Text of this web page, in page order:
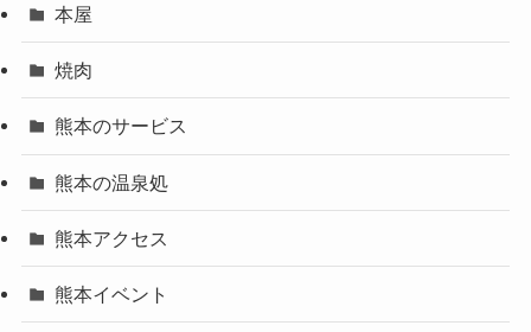
本屋
焼肉
熊本のサービス
熊本の温泉処
熊本アクセス
熊本イベント